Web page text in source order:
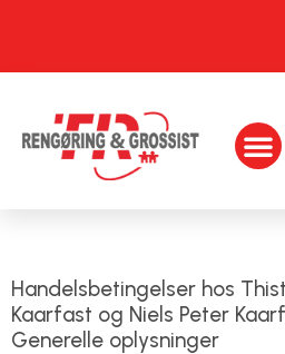
Handelsbetingelser hos
Kaarfast og Niels Peter
Generelle oplysninger